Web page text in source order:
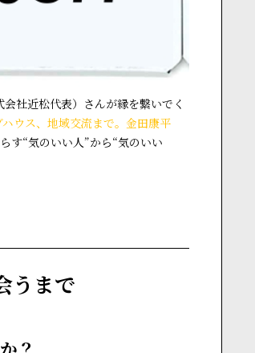
社近松代表）さんが縁を繋いでく
ウス、地域交流まで。金田康平
す“気のいい人”から“気のいい
うまで